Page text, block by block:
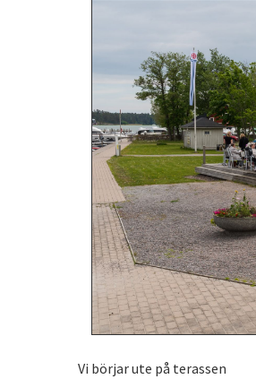
Vi börjar ute på terassen